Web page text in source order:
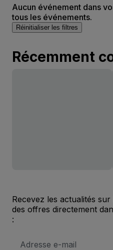
Aucun événement dans
tous les événements.
Réinitialiser les filtres
Récemment
Recevez les actualités
des offres directement
:
e-